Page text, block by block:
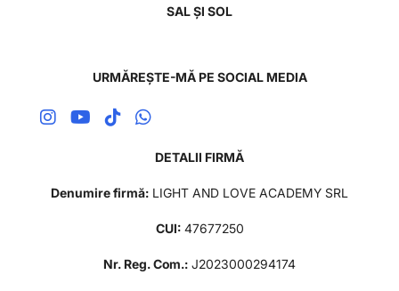
SAL ȘI SOL
URMĂREȘTE-MĂ PE SOCIAL MEDIA
DETALII FIRMĂ
Denumire firmă: LIGHT AND LOVE ACADEMY SRL
CUI:47677250
Nr. Reg. Com.: J2023000294174